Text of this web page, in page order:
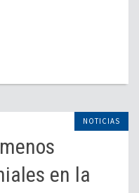
NOTICIAS
en la